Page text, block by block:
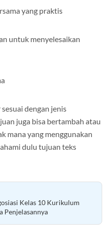
yang praktis
untuk menyelesaikan
dengan jenis
juga bisa bertambah atau
mana yang menggunakan
dulu tujuan teks
Kelas 10 Kurikulum
Penjelasannya